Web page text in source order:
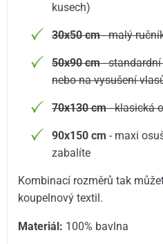
kusech)
30x50 cm- malý
50x90 cm- standardní
nebo na vysušení
70x130 cm- klasická
90x150 cm - maxi
zabalíte
Kombinací rozměrů tak
koupelnový textil.
Materiál: 100% bavlna